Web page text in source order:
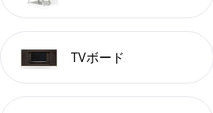
TVボード